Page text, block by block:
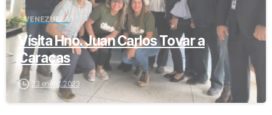
VENEZUELA
Vísita Hno. Juan Carlos Tovar a
Caracas
23 enero, 2023